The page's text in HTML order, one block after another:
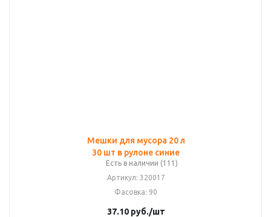
Мешки для мусора 20 л
30 шт в рулоне синие
Есть в наличии (111)
Артикул: 320017
Фасовка: 90
37.10руб./шт